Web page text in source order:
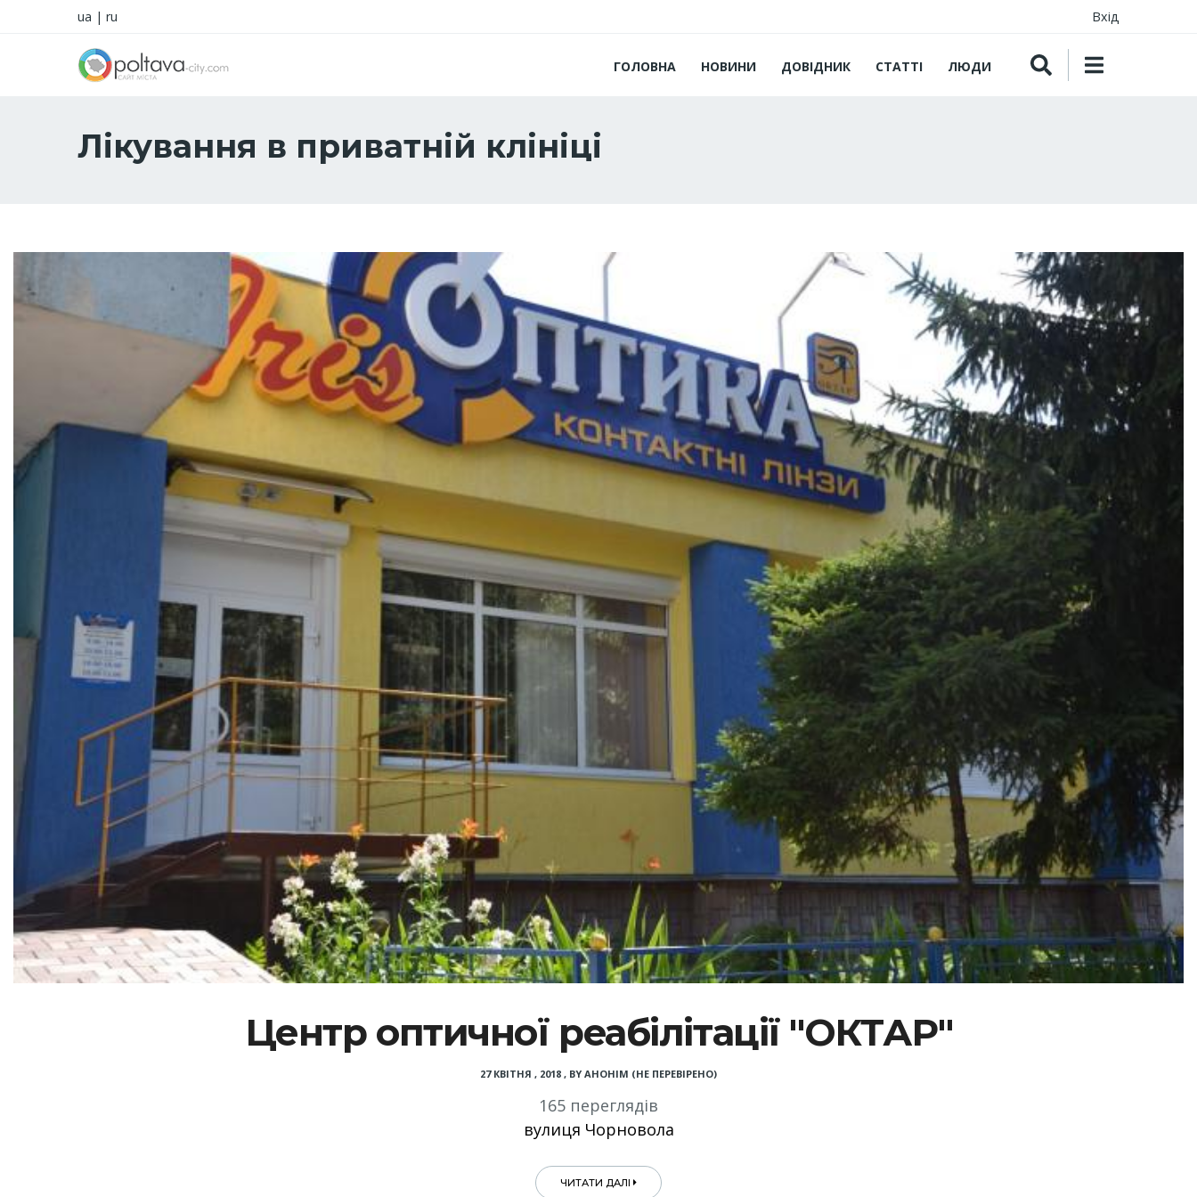
ua | ru Вхід
ГОЛОВНА НОВИНИ ДОВІДНИК СТАТТІ ЛЮДИ
Лікування в приватній клініці
Центр оптичної реабілітації "ОКТАР"
27 КВІТНЯ , 2018 , BY АНОНІМ (НЕ ПЕРЕВІРЕНО)
165 переглядів
вулиця Чорновола
ЧИТАТИ ДАЛІ